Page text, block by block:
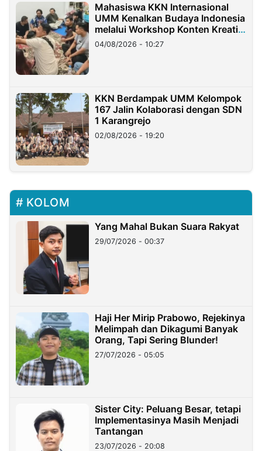
Mahasiswa KKN Internasional
UMM Kenalkan Budaya Indonesia
melalui Workshop Konten Kreatif
di Taiwan
04/08/2026 - 10:27
KKN Berdampak UMM Kelompok
167 Jalin Kolaborasi dengan SDN
1 Karangrejo
02/08/2026 - 19:20
KOLOM
Yang Mahal Bukan Suara Rakyat
29/07/2026 - 00:37
Haji Her Mirip Prabowo, Rejekinya
Melimpah dan Dikagumi Banyak
Orang, Tapi Sering Blunder!
27/07/2026 - 05:05
Sister City: Peluang Besar, tetapi
Implementasinya Masih Menjadi
Tantangan
23/07/2026 - 20:08